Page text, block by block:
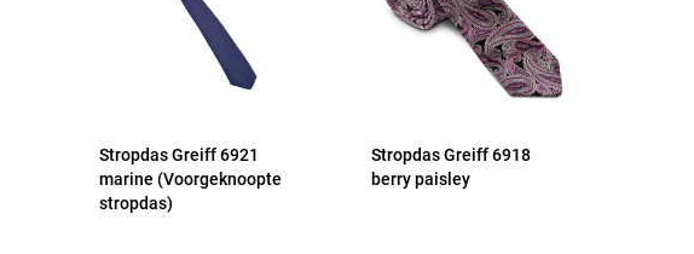
Stropdas Greiff 6921
marine (Voorgeknoopte
stropdas)
Stropdas Greiff 6918
berry paisley